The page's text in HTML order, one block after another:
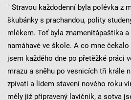
" Stravou každodenní byla polévka z
škubánky s prachandou, polity
mlékem. Toť byla znamenitápaštika
namáhavé ve škole. A co mne
jsem každého dne po přetěžké práci
mrazu a sněhu po vesnicích tři krále
zpívati a lidem stavení nového roku
měly již připravený lavičník, a sotva